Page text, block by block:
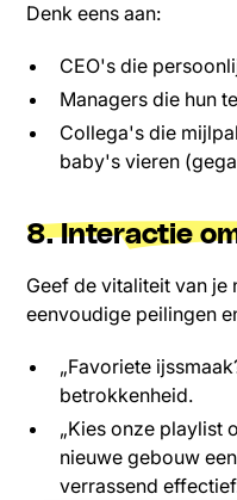
Denk eens aan:
CEO's die
Managers die hun
Collega's die
baby's vieren
8. Interactie
Geef de vitaliteit van je
eenvoudige peilingen
„Favoriete
betrokkenheid.
„Kies onze playlist
nieuwe gebouw
verrassend